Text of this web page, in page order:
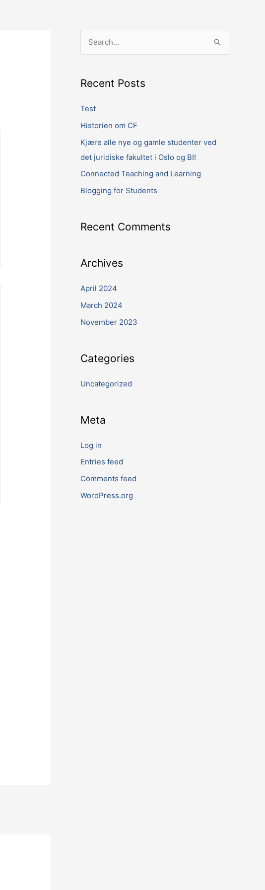
r
c
o
r
:
Recent Posts
Test
Historien om CF
Kjære alle nye og gamle studenter ved
det juridiske fakultet i Oslo og BI!
Connected Teaching and Learning
Blogging for Students
Recent Comments
Archives
April 2024
March 2024
November 2023
Categories
Uncategorized
Meta
Log in
Entries feed
Comments feed
WordPress.org